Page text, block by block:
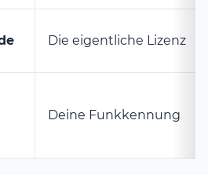
Die eigentliche Lizenz
Deine Funkkennung